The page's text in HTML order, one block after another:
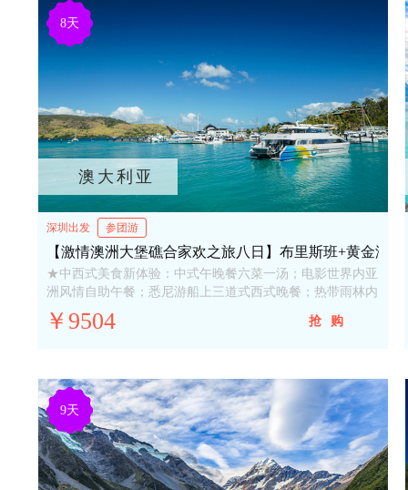
8天
澳大利亚
深圳出发 参团游
【激情澳洲大堡礁合家欢之旅八日】布里斯班+黄金海
★中西式美食新体验：中式午晚餐六菜一汤；电影世界内亚
洲风情自助午餐；悉尼游船上三道式西式晚餐；热带雨林内
烧烤自助午餐；…
￥9504 抢购
9天